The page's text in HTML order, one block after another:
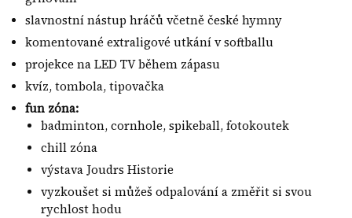
slavnostní nástup hráčů včetně české hymny
komentované extraligové utkání v softballu
projekce na LED TV během zápasu
kvíz, tombola, tipovačka
fun zóna:
badminton, cornhole, spikeball, fotokoutek
chill zóna
výstava Joudrs Historie
vyzkoušet si můžeš odpalování a změřit si svou
rychlost hodu